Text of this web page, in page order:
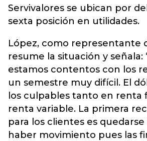
Servivalores se ubican por
sexta posición en utilidades.
López, como representante
resume la situación y señala:
estamos contentos con los
un semestre muy difícil. El
los culpables tanto en renta
renta variable. La primera
para los clientes es
haber movimiento pues las